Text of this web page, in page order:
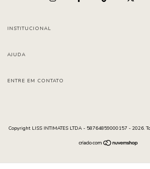
INSTITUCIONAL
AJUDA
ENTRE EM CONTATO
Copyright LISS INTIMATES LTDA - 58764859000157 - 2026.